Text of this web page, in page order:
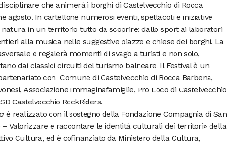
che animerà i borghi di Castelvecchio di Rocca
agosto. In cartellone numerosi eventi, spettacoli e iniziative
natura in un territorio tutto da scoprire: dallo sport ai laboratori
alla musica nelle suggestive piazze e chiese dei borghi. La
e regalerà momenti di svago a turisti e non solo,
dai classici circuiti del turismo balneare. Il Festival è un
con Comune di Castelvecchio di Rocca Barbena,
Associazione Immaginafamiglie, Pro Loco di Castelvecchio
Castelvecchio RockRiders.
è realizzato con il sostegno della Fondazione Compagnia di San
– Valorizzare e raccontare le identità culturali dei territori» della
Cultura, ed è cofinanziato da Ministero della Cultura,